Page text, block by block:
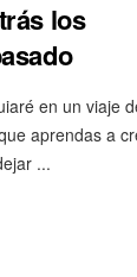
los
en un viaje
aprendas a
...